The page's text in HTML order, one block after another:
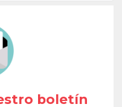
boletín